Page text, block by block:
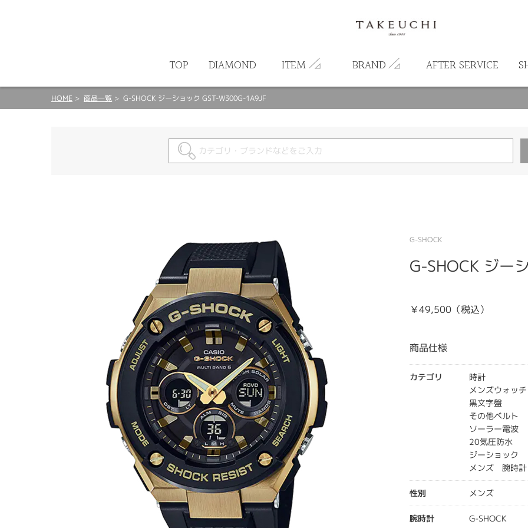
TOP DIAMOND ITEM BRAND AFTER SERVICE
HOME 商品一覧 G-SHOCK ジーショック GST-W300G-1A9JF
G-SHOCK
G-SHOCK ジー
￥49,500（税込）
商品仕様
カテゴリ
時計
メンズウォッチ
黒文字盤
その他ベルト
ソーラー電波
20気圧防水
ジーショック
メンズ 腕時計
性別 メンズ
腕時計 G-SHOCK